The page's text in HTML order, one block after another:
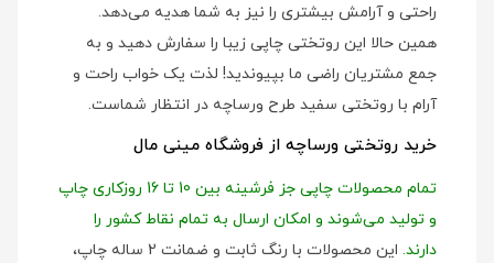
راحتی و آرامش بیشتری را نیز به شما هدیه می‌دهد.
همین حالا این روتختی چاپی زیبا را سفارش دهید و به
جمع مشتریان راضی ما بپیوندید! لذت یک خواب راحت و
آرام با روتختی سفید طرح ورساچه در انتظار شماست.
خرید روتختی ورساچه از فروشگاه مینی مال
تمام محصولات چاپی جز فرشینه بین 10 تا 16 روزکاری چاپ
و تولید می‌شوند و امکان ارسال به تمام نقاط کشور را
دارند.
این محصولات با رنگ ثابت و ضمانت 2 ساله چاپ،